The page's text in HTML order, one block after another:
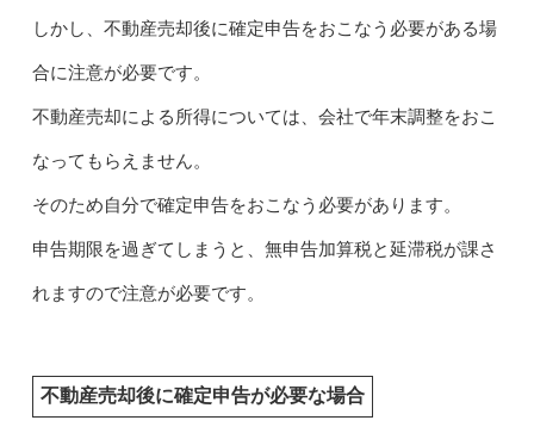
しかし、不動産売却後に確定申告をおこなう必要がある場
合に注意が必要です。
不動産売却による所得については、会社で年末調整をおこ
なってもらえません。
そのため自分で確定申告をおこなう必要があります。
申告期限を過ぎてしまうと、無申告加算税と延滞税が課さ
れますので注意が必要です。
不動産売却後に確定申告が必要な場合